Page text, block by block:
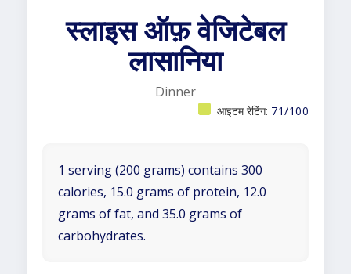
स्लाइस ऑफ़ वेजिटेबल
लासानिया
Dinner
आइटम रेटिंग: 71/100
1 serving (200 grams) contains 300
calories, 15.0 grams of protein, 12.0
grams of fat, and 35.0 grams of
carbohydrates.